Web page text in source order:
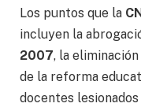
Los puntos que la
incluyen la
2007, la
de la reforma
docentes